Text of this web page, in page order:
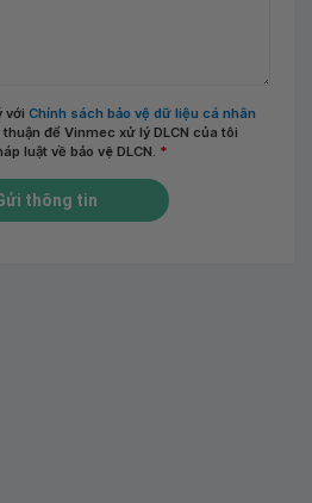
với Chính sách bảo vệ dữ liệu cá nhân
thuận để Vinmec xử lý DLCN của tôi
luật về bảo vệ DLCN. *
thông tin